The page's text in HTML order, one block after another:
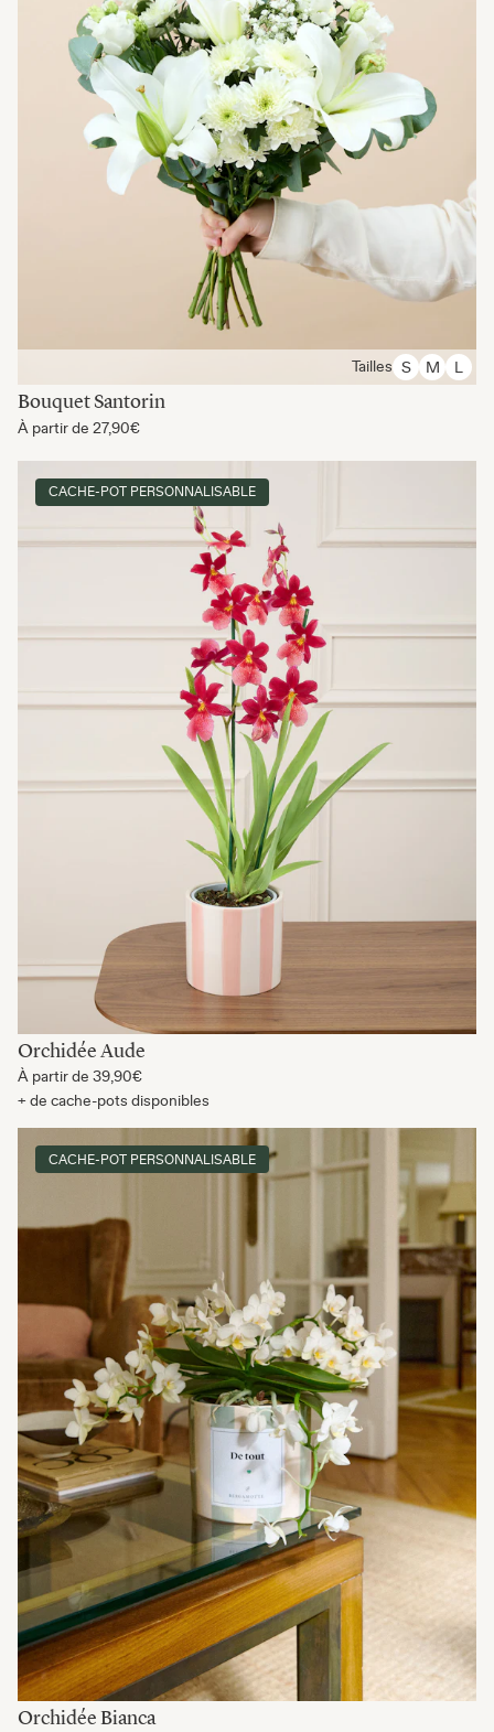
Tailles S M
Bouquet Santorin
À partir de 27,90€
CACHE-POT PERSONNALISABLE
Orchidée Aude
À partir de 39,90€
+ de cache-pots disponibles
CACHE-POT PERSONNALISABLE
Orchidée Bianca